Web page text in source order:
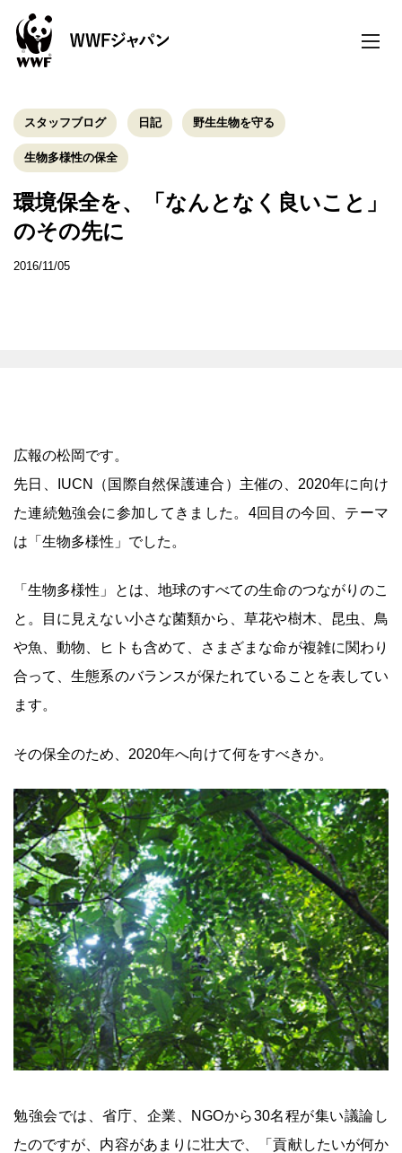
toggle
スタッフブログ 日記 野生生物を守る
生物多様性の保全
環境保全を、「なんとなく良いこと」
のその先に
2016/11/05
広報の松岡です。
先日、IUCN（国際自然保護連合）主催の、2020年に向け
た連続勉強会に参加してきました。4回目の今回、テーマ
は「生物多様性」でした。
「生物多様性」とは、地球のすべての生命のつながりのこ
と。目に見えない小さな菌類から、草花や樹木、昆虫、鳥
や魚、動物、ヒトも含めて、さまざまな命が複雑に関わり
合って、生態系のバランスが保たれていることを表してい
ます。
その保全のため、2020年へ向けて何をすべきか。
勉強会では、省庁、企業、NGOから30名程が集い議論し
たのですが、内容があまりに壮大で、「貢献したいが何か